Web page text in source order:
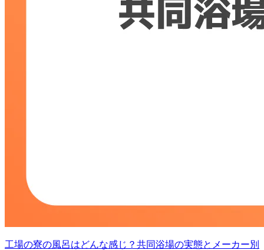
工場の寮の風呂はどんな感じ？共同浴場の実態とメーカー別